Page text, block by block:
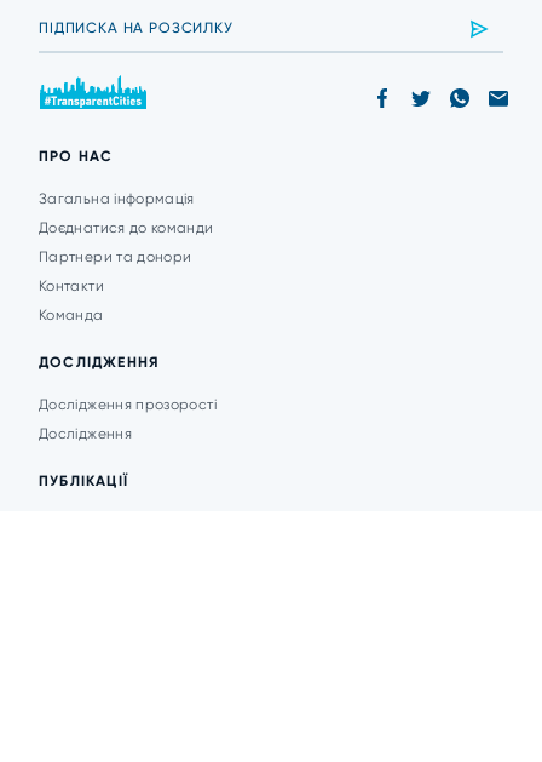
ПРО НАС
Загальна інформація
Доєднатися до команди
Партнери та донори
Контакти
Команда
ДОСЛІДЖЕННЯ
Дослідження прозорості
Дослідження
ПУБЛІКАЦІЇ